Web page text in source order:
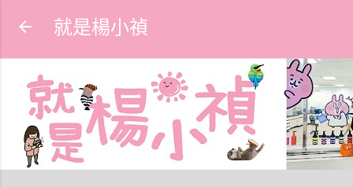
就是楊小禎